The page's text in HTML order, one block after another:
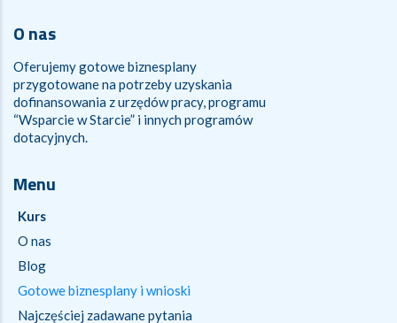
O nas
Oferujemy gotowe biznesplany
przygotowane na potrzeby uzyskania
dofinansowania z urzędów pracy, programu
“Wsparcie w Starcie” i innych programów
dotacyjnych.
Menu
Kurs
O nas
Blog
Gotowe biznesplany i wnioski
Najczęściej zadawane pytania